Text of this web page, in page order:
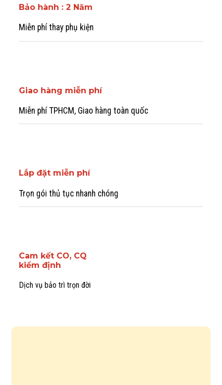
Bảo hành : 2 Năm
Miễn phí thay phụ kiện
Giao hàng miễn phí
Miễn phí TPHCM, Giao hàng toàn quốc
Lắp đặt miễn phí
Trọn gói thủ tục nhanh chóng
Cam kết CO, CQ
kiểm định
Dịch vụ bảo trì trọn đời